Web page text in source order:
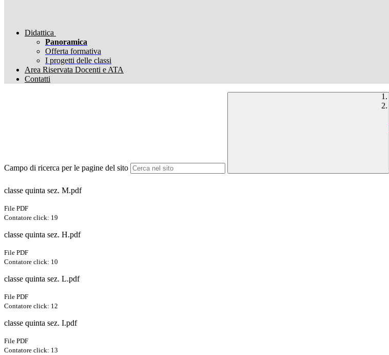
Didattica
Panoramica
Offerta formativa
I progetti delle classi
Area Riservata Docenti e ATA
Contatti
Campo di ricerca per le pagine del sito
classe quinta sez. M.pdf
File PDF
Contatore click: 19
classe quinta sez. H.pdf
File PDF
Contatore click: 10
classe quinta sez. L.pdf
File PDF
Contatore click: 12
classe quinta sez. I.pdf
File PDF
Contatore click: 13